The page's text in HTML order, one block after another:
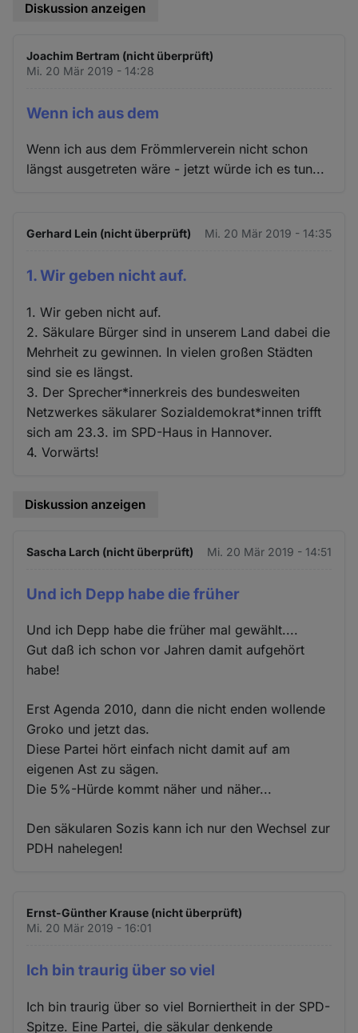
Diskussion anzeigen
Joachim Bertram (nicht überprüft)
Mi. 20 Mär 2019 - 14:28
Wenn ich aus dem
Wenn ich aus dem Frömmlerverein nicht schon
längst ausgetreten wäre - jetzt würde ich es tun...
Gerhard Lein (nicht überprüft) Mi. 20 Mär 2019 - 14:35
1. Wir geben nicht auf.
1. Wir geben nicht auf.
2. Säkulare Bürger sind in unserem Land dabei die
Mehrheit zu gewinnen. In vielen großen Städten
sind sie es längst.
3. Der Sprecher*innerkreis des bundesweiten
Netzwerkes säkularer Sozialdemokrat*innen trifft
sich am 23.3. im SPD-Haus in Hannover.
4. Vorwärts!
Diskussion anzeigen
Sascha Larch (nicht überprüft) Mi. 20 Mär 2019 - 14:51
Und ich Depp habe die früher
Und ich Depp habe die früher mal gewählt....
Gut daß ich schon vor Jahren damit aufgehört
habe!
Erst Agenda 2010, dann die nicht enden wollende
Groko und jetzt das.
Diese Partei hört einfach nicht damit auf am
eigenen Ast zu sägen.
Die 5%-Hürde kommt näher und näher...
Den säkularen Sozis kann ich nur den Wechsel zur
PDH nahelegen!
Ernst-Günther Krause (nicht überprüft)
Mi. 20 Mär 2019 - 16:01
Ich bin traurig über so viel
Ich bin traurig über so viel Borniertheit in der SPD-
Spitze. Eine Partei, die säkular denkende